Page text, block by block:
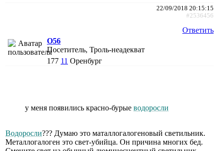
22/09/2018 20:15:15
#2536456
Ответить
O56
Посетитель, Троль-неадекват
177 11 Оренбург
у меня появились красно-бурые водоросли
Водоросли??? Думаю это маталлогалогеновый светильник.
Металлогалоген это свет-убийца. Он причина многих бед.